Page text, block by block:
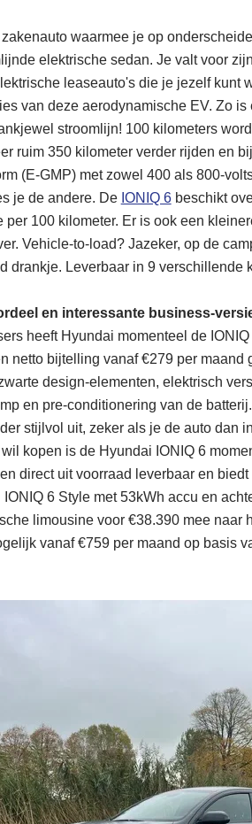
waarmee je op
elektrische sedan. Je valt voor
leaseauto's die je jezelf kunt
van deze aerodynamische EV. Zo
stroomlijn! 100 kilometers
ruim 350 kilometer verder rijden en
(E-GMP) met zowel 400 als 800-
je de andere. De IONIQ 6beschikt
per 100 kilometer. Er is ook een
Vehicle-to-load? Jazeker, op de
drankje. Leverbaar in 9 verschillende
en interessante business-
heeft Hyundai momenteel de
netto bijtelling vanaf €279 per
design-elementen, elektrisch
en pre-conditionering van de
stijlvol uit, zeker als je de auto dan
kopen is de Hyundai IONIQ 6
direct uit voorraad leverbaar en
6 Style met 53kWh accu en
limousine voor €38.390 mee naar
vanaf €759 per maand op basis